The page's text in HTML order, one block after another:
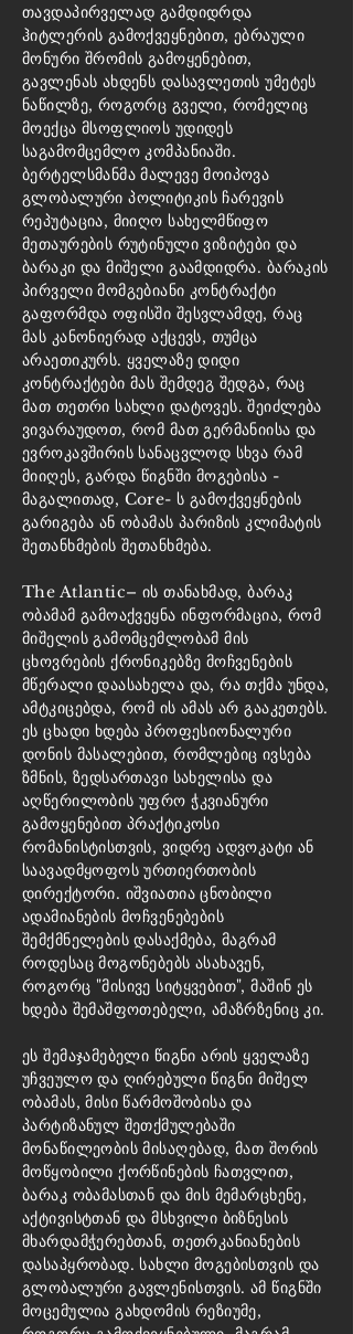
თავდაპირველად გამდიდრდა
ჰიტლერის გამოქვეყნებით, ებრაული
მონური შრომის გამოყენებით,
გავლენას ახდენს დასავლეთის უმეტეს
ნაწილზე, როგორც გველი, რომელიც
მოექცა მსოფლიოს უდიდეს
საგამომცემლო კომპანიაში.
ბერტელსმანმა მალევე მოიპოვა
გლობალური პოლიტიკის ჩარევის
რეპუტაცია, მიიღო სახელმწიფო
მეთაურების რუტინული ვიზიტები და
ბარაკი და მიშელი გაამდიდრა. ბარაკის
პირველი მომგებიანი კონტრაქტი
გაფორმდა ოფისში შესვლამდე, რაც
მას კანონიერად აქცევს, თუმცა
არაეთიკურს. ყველაზე დიდი
კონტრაქტები მას შემდეგ შედგა, რაც
მათ თეთრი სახლი დატოვეს. შეიძლება
ვივარაუდოთ, რომ მათ გერმანიისა და
ევროკავშირის სანაცვლოდ სხვა რამ
მიიღეს, გარდა წიგნში მოგებისა -
მაგალითად, Core- ს გამოქვეყნების
გარიგება ან ობამას პარიზის კლიმატის
შეთანხმების შეთანხმება.
The Atlantic– ის თანახმად, ბარაკ
ობამამ გამოაქვეყნა ინფორმაცია, რომ
მიშელის გამომცემლობამ მის
ცხოვრების ქრონიკებზე მოჩვენების
მწერალი დაასახელა და, რა თქმა უნდა,
ამტკიცებდა, რომ ის ამას არ გააკეთებს.
ეს ცხადი ხდება პროფესიონალური
დონის მასალებით, რომლებიც ივსება
ზმნის, ზედსართავი სახელისა და
აღწერილობის უფრო ჭკვიანური
გამოყენებით პრაქტიკოსი
რომანისტისთვის, ვიდრე ადვოკატი ან
საავადმყოფოს ურთიერთობის
დირექტორი. იშვიათია ცნობილი
ადამიანების მოჩვენებების
შემქმნელების დასაქმება, მაგრამ
როდესაც მოგონებებს ასახავენ,
როგორც "მისივე სიტყვებით", მაშინ ეს
ხდება შემაშფოთებელი, ამაზრზენიც კი.
ეს შემაჯამებელი წიგნი არის ყველაზე
უჩვეულო და ღირებული წიგნი მიშელ
ობამას, მისი წარმოშობისა და
პარტიზანულ შეთქმულებაში
მონაწილეობის მისაღებად, მათ შორის
მოწყობილი ქორწინების ჩათვლით,
ბარაკ ობამასთან და მის მემარცხენე,
აქტივისტთან და მსხვილი ბიზნესის
მხარდამჭერებთან, თეთრკანიანების
დასაპყრობად. სახლი მოგებისთვის და
გლობალური გავლენისთვის. ამ წიგნში
მოცემულია გახდომის რეზიუმე,